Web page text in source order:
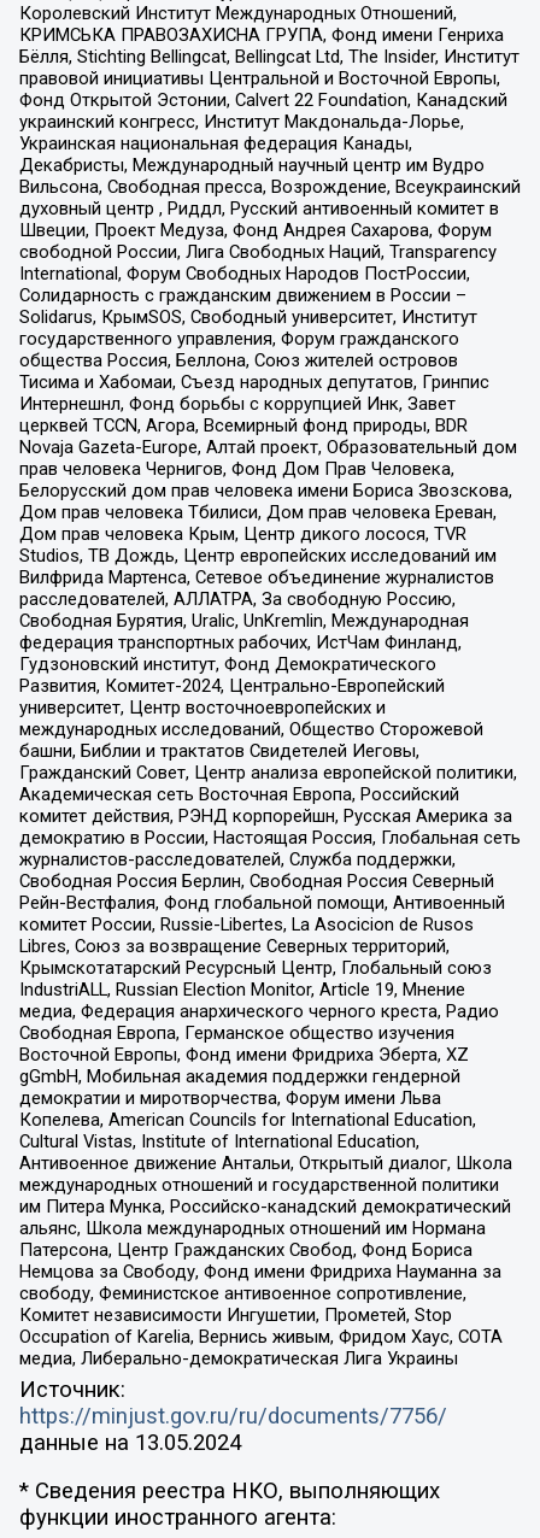
Королевский Институт Международных Отношений,
КРИМСЬКА ПРАВОЗАХИСНА ГРУПА, Фонд имени Генриха
Бёлля, Stichting Bellingcat, Bellingcat Ltd, The Insider, Институт
правовой инициативы Центральной и Восточной Европы,
Фонд Открытой Эстонии, Calvert 22 Foundation, Канадский
украинский конгресс, Институт Макдональда-Лорье,
Украинская национальная федерация Канады,
Декабристы, Международный научный центр им Вудро
Вильсона, Свободная пресса, Возрождение, Всеукраинский
духовный центр , Риддл, Русский антивоенный комитет в
Швеции, Проект Медуза, Фонд Андрея Сахарова, Форум
свободной России, Лига Свободных Наций, Transparеncy
International, Форум Свободных Народов ПостРоссии,
Солидарность с гражданским движением в России –
Solidarus, КрымSOS, Свободный университет, Институт
государственного управления, Форум гражданского
общества Россия, Беллона, Союз жителей островов
Тисима и Хабомаи, Съезд народных депутатов, Гринпис
Интернешнл, Фонд борьбы с коррупцией Инк, Завет
церквей TCCN, Агора, Всемирный фонд природы, BDR
Novaja Gazeta-Europe, Алтай проект, Образовательный дом
прав человека Чернигов, Фонд Дом Прав Человека,
Белорусский дом прав человека имени Бориса Звозскова,
Дом прав человека Тбилиси, Дом прав человека Ереван,
Дом прав человека Крым, Центр дикого лосося, TVR
Studios, ТВ Дождь, Центр европейских исследований им
Вилфрида Мартенса, Сетевое объединение журналистов
расследователей, АЛЛАТРА, За свободную Россию,
Свободная Бурятия, Uralic, UnKremlin, Международная
федерация транспортных рабочих, ИстЧам Финланд,
Гудзоновский институт, Фонд Демократического
Развития, Комитет-2024, Центрально-Европейский
университет, Центр восточноевропейских и
международных исследований, Общество Сторожевой
башни, Библии и трактатов Свидетелей Иеговы,
Гражданский Совет, Центр анализа европейской политики,
Академическая сеть Восточная Европа, Российский
комитет действия, РЭНД корпорейшн, Русская Америка за
демократию в России, Настоящая Россия, Глобальная сеть
журналистов-расследователей, Служба поддержки,
Свободная Россия Берлин, Свободная Россия Северный
Рейн-Вестфалия, Фонд глобальной помощи, Антивоенный
комитет России, Russie-Libertes, La Asocicion de Rusos
Libres, Союз за возвращение Северных территорий,
Крымскотатарский Ресурсный Центр, Глобальный союз
IndustriALL, Russian Election Monitor, Article 19, Мнение
медиа, Федерация анархического черного креста, Радио
Свободная Европа, Германское общество изучения
Восточной Европы, Фонд имени Фридриха Эберта, XZ
gGmbH, Мобильная академия поддержки гендерной
демократии и миротворчества, Форум имени Льва
Копелева, American Councils for International Education,
Cultural Vistas, Institute of International Education,
Антивоенное движение Антальи, Открытый диалог, Школа
международных отношений и государственной политики
им Питера Мунка, Российско-канадский демократический
альянс, Школа международных отношений им Нормана
Патерсона, Центр Гражданских Свобод, Фонд Бориса
Немцова за Свободу, Фонд имени Фридриха Науманна за
свободу, Феминистское антивоенное сопротивление,
Комитет независимости Ингушетии, Прометей, Stop
Occupation of Karelia, Вернись живым, Фридом Хаус, СОТА
медиа, Либерально-демократическая Лига Украины
Источник:
https://minjust.gov.ru/ru/documents/7756/
данные на 13.05.2024
* Сведения реестра НКО, выполняющих
функции иностранного агента: